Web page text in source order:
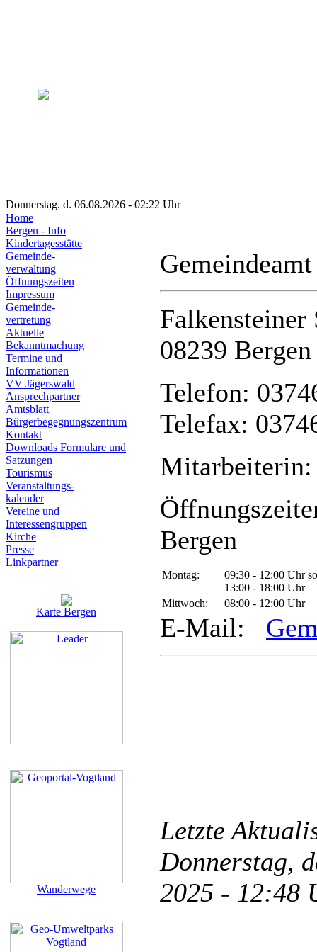
Donnerstag. d. 06.08.2026 - 02:22 Uhr
Home
Bergen - Info
Kindertagesstätte
Gemeinde-
verwaltung
Öffnungszeiten
Impressum
Gemeinde-
vertretung
Aktuelle
Bekanntmachung
Termine und
Informationen
VV Jägerswald
Ansprechpartner
Amtsblatt
Bürgerbegegnungszentrum
Kontakt
Downloads Formulare und
Satzungen
Tourismus
Veranstaltungs-
kalender
Vereine und
Interessen­gruppen
Kirche
Presse
Linkpartner
Karte Bergen
Wanderwege
Falkensteiner
08239 Bergen
Telefon:
Telefax:
Mitarbeiterin:
Bergen
Montag:
09:30 - 12:00 Uhr
13:00 - 18:00 Uhr
Mittwoch:
08:00 - 12:00 Uhr
E-Mail:
Letzte
Donnerstag,
2025 -